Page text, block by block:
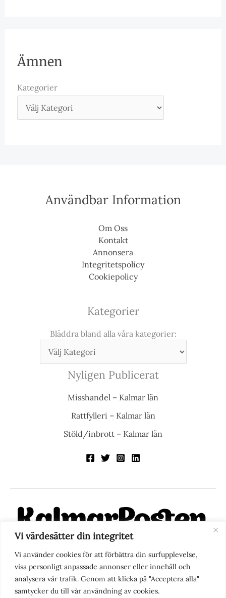
Vi värdesätter din integritet
Vi använder cookies för att förbättra din surfupplevelse,
visa personligt anpassade annonser eller innehåll och
analysera vår trafik. Genom att klicka på "Acceptera alla"
samtycker du till vår användning av cookies.
Ämnen
Kategorier
Användbar Information
Om Oss
Kontakt
Annonsera
Integritetspolicy
Cookiepolicy
Kategorier
Bläddra bland alla våra kategorier:
Nyligen Publicerat
Misshandel – Kalmar län
Rattfylleri – Kalmar län
Stöld/inbrott – Kalmar län
KalmarPosten är en modern lokalnyhetstidning på nätet. Med
fokus på Kalmarregionen, men också med blick för det större
perspektivet, vill vi vara din självklara kanal för nyheter,
berättelser och engagemang. KalmarPosten grundades 1988 och
fick nya ägare 2025.